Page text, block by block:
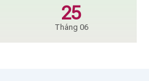
25
Tháng 06